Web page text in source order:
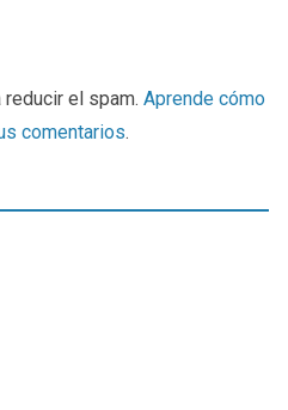
el spam. Aprende cómo
comentarios.